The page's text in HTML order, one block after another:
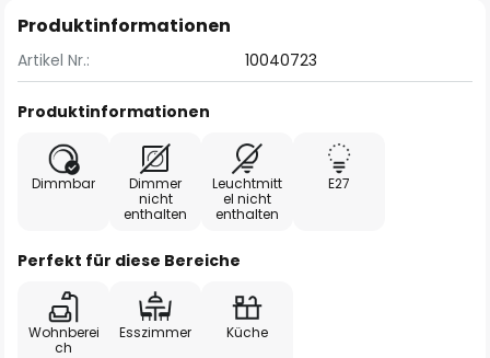
Produktinformationen
Artikel Nr.: 10040723
Produktinformationen
Dimmbar
Dimmer
nicht
enthalten
Leuchtmitt
el nicht
enthalten
E27
Perfekt für diese Bereiche
Wohnberei
ch
Esszimmer Küche